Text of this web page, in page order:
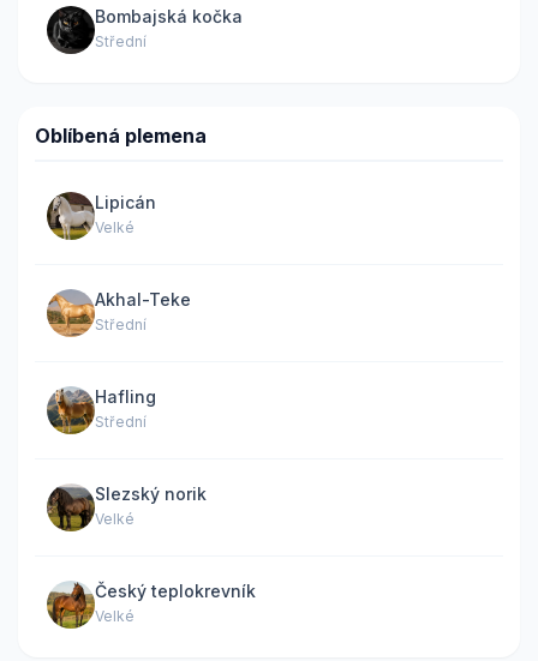
Bombajská kočka
Střední
Oblíbená plemena
Lipicán
Velké
Akhal-Teke
Střední
Hafling
Střední
Slezský norik
Velké
Český teplokrevník
Velké